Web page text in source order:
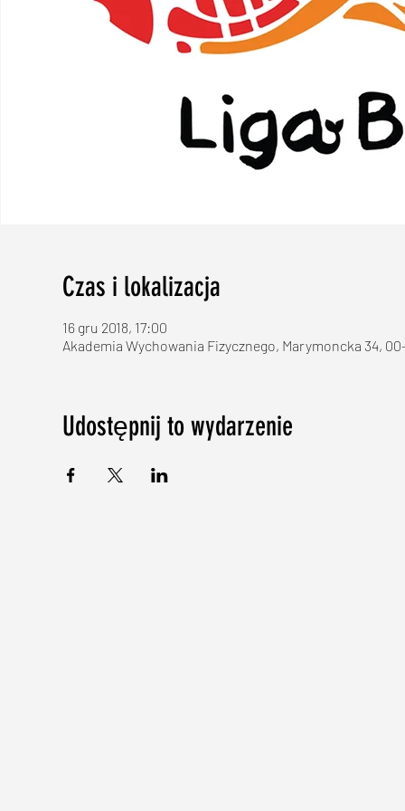
Czas i lokalizacja
16 gru 2018, 17:00
Akademia Wychowania Fizycznego, Marymoncka 34,
Udostępnij to wydarzenie